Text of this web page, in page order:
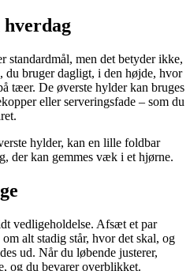
standardmål, men det betyder ikke,
du bruger dagligt, i den højde, hvor
tæer. De øverste hylder kan bruges
eller serveringsfade – som du
hylder, kan en lille foldbar
der kan gemmes væk i et hjørne.
vedligeholdelse. Afsæt et par
alt stadig står, hvor det skal, og
ud. Når du løbende justerer,
og du bevarer overblikket.